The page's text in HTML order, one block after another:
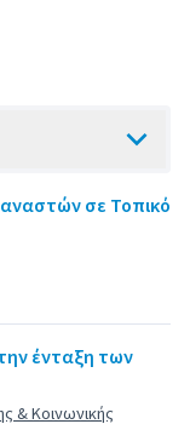
σε Τοπικό
ένταξη των
& Κοινωνικής